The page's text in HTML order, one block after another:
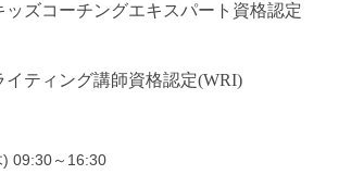
コーチングエキスパート資格認定
ィング講師資格認定(WRI)
09:30～16:30